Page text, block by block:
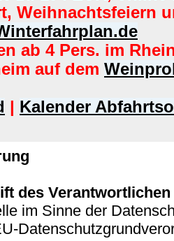
Weihnachtsfeiern
ab 4 Pers. im
auf dem
| Kalender
des Verantwortlichen
im Sinne der